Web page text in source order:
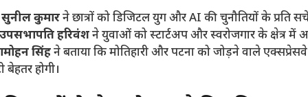
सुनील कुमारने छात्रों को डिजिटल युग और AI की चुनौतियों के प्रति
हरिवंशने युवाओं को स्टार्टअप और स्वरोजगार के क्षेत्र में
सिंहने बताया कि मोतिहारी और पटना को जोड़ने वाले
बेहतर होगी।